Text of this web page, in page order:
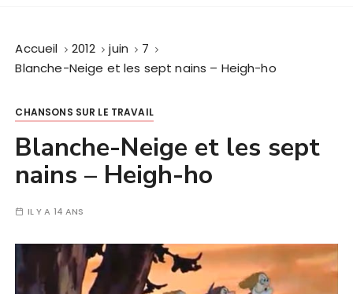
Accueil 2012 juin
7
Blanche-Neige et les sept nains – Heigh-ho
CHANSONS SUR LE TRAVAIL
Blanche-Neige et les sept
nains – Heigh-ho
IL Y A 14 ANS